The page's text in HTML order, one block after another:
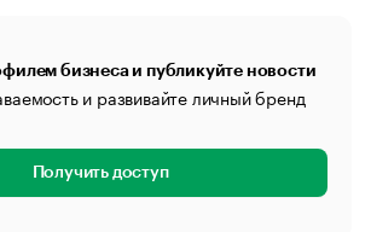
бизнеса и публикуйте новости
и развивайте личный бренд
Получить доступ